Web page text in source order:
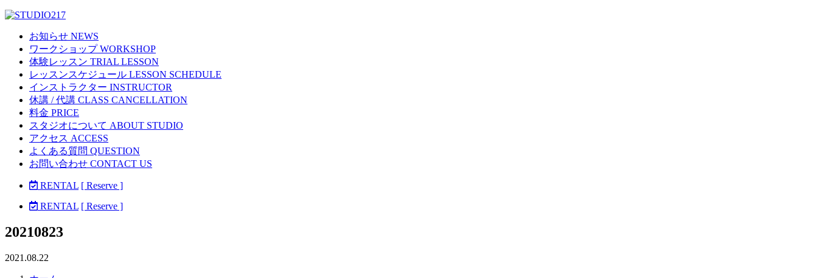
お知らせ NEWS
ワークショップ WORKSHOP
体験レッスン TRIAL LESSON
レッスンスケジュール LESSON SCHEDULE
インストラクター INSTRUCTOR
休講 / 代講 CLASS CANCELLATION
料金 PRICE
スタジオについて ABOUT STUDIO
アクセス ACCESS
よくある質問 QUESTION
お問い合わせ CONTACT US
RENTAL [ Reserve ]
RENTAL [ Reserve ]
20210823
2021.08.22